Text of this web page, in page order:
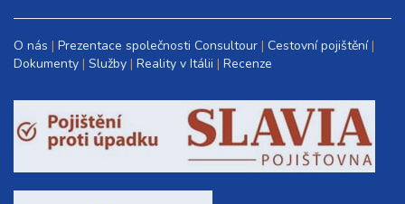
O nás Prezentace společnosti Consultour Cestovní pojištění
Dokumenty Služby Reality v Itálii Recenze